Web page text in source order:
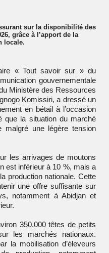
sur la disponibilité des
grâce à l’apport de la
locale.
« Tout savoir sur » du
gouvernementale
Ministère des Ressources
Komissiri, a dressé un
en bétail à l’occasion
que la situation du marché
malgré une légère tension
les arrivages de moutons
est inférieur à 10 %, mais a
production nationale. Cette
une offre suffisante sur
notamment à Abidjan et
350.000 têtes de petits
les marchés nationaux.
la mobilisation d’éleveurs